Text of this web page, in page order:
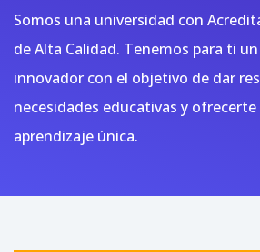
Somos una universidad con
de Alta Calidad. Tenemos para ti
innovador con el objetivo de dar
necesidades educativas y
aprendizaje única.